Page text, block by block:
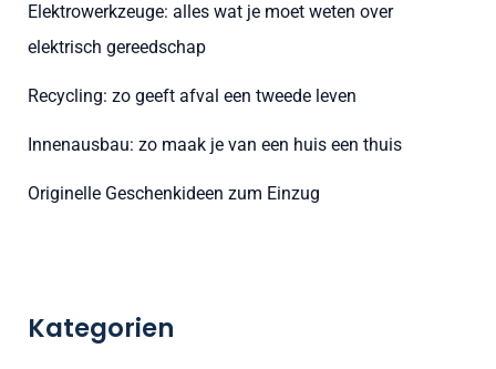
c
h
:
Elektrowerkzeuge: alles wat je moet weten over
elektrisch gereedschap
Recycling: zo geeft afval een tweede leven
Innenausbau: zo maak je van een huis een thuis
Originelle Geschenkideen zum Einzug
Kategorien